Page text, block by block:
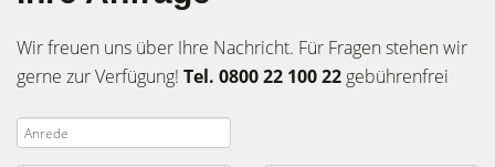
Wir freuen uns über Ihre Nachricht. Für Fragen stehen wir
gerne zur Verfügung! Tel. 0800 22 100 22 gebührenfrei